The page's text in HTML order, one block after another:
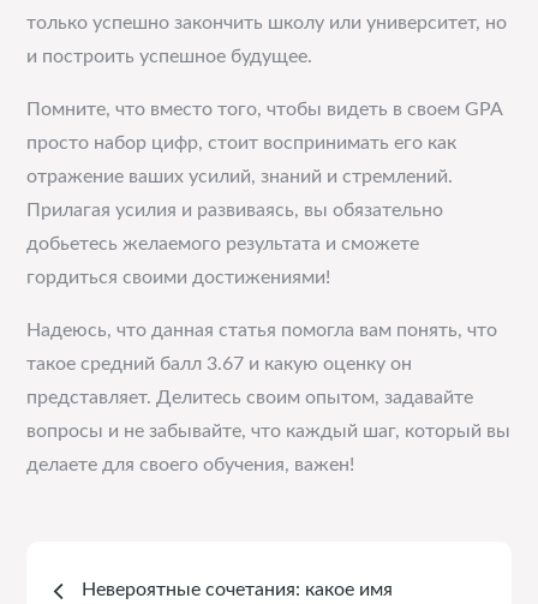
только успешно закончить школу или университет, но
и построить успешное будущее.
Помните, что вместо того, чтобы видеть в своем GPA
просто набор цифр, стоит воспринимать его как
отражение ваших усилий, знаний и стремлений.
Прилагая усилия и развиваясь, вы обязательно
добьетесь желаемого результата и сможете
гордиться своими достижениями!
Надеюсь, что данная статья помогла вам понять, что
такое средний балл 3.67 и какую оценку он
представляет. Делитесь своим опытом, задавайте
вопросы и не забывайте, что каждый шаг, который вы
делаете для своего обучения, важен!
Навигация
Невероятные сочетания: какое имя